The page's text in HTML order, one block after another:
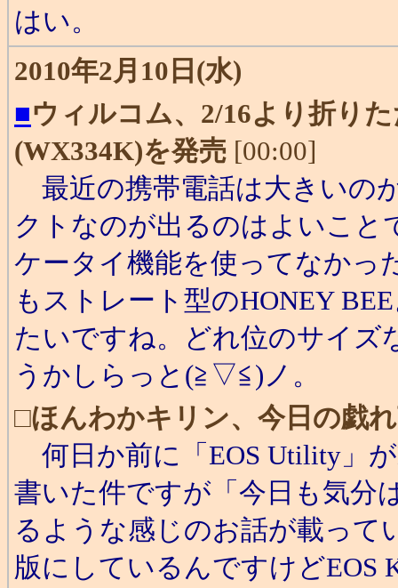
はい。
2010年2月10日(水)
■ウィルコム、2/16より折り
(WX334K)を発売 [00:00]
最近の携帯電話は大きいの
クトなのが出るのはよいこ
ケータイ機能を使ってなかっ
もストレート型のHONEY
たいですね。どれ位のサイズ
うかしらっと(≧▽≦)ノ。
□ほんわかキリン、今日の戯
何日か前に「EOS Utility」
書いた件ですが「今日も気分
るような感じのお話が載って
版にしているんですけどEOS